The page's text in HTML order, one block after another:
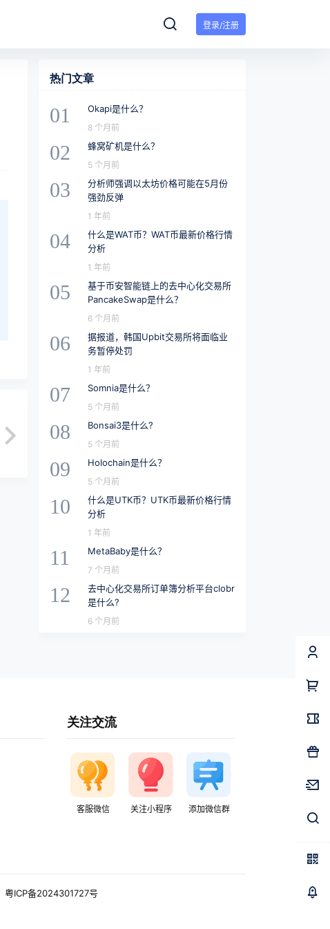
登录/注册
热门文章
01 Okapi是什么？
8 个月前
02 蜂窝矿机是什么？
5 个月前
03
分析师强调以太坊价格可能在5月份
强劲反弹
1 年前
04
什么是WAT币？WAT币最新价格行情
分析
1 年前
05
基于币安智能链上的去中心化交易所
PancakeSwap是什么？
6 个月前
06
据报道，韩国Upbit交易所将面临业
务暂停处罚
1 年前
07 Somnia是什么？
5 个月前
08 Bonsai3是什么?
5 个月前
09 Holochain是什么？
5 个月前
10
什么是UTK币？UTK币最新价格行情
分析
1 年前
11 MetaBaby是什么？
7 个月前
12
去中心化交易所订单簿分析平台clobr
是什么?
6 个月前
关注交流
客服微信 关注小程序 添加微信群
粤ICP备2024301727号